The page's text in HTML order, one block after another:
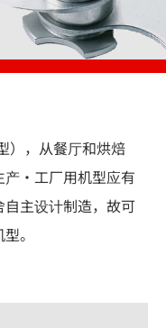
），从餐厅和烘焙
・工厂用机型应有
主设计制造，故可
。